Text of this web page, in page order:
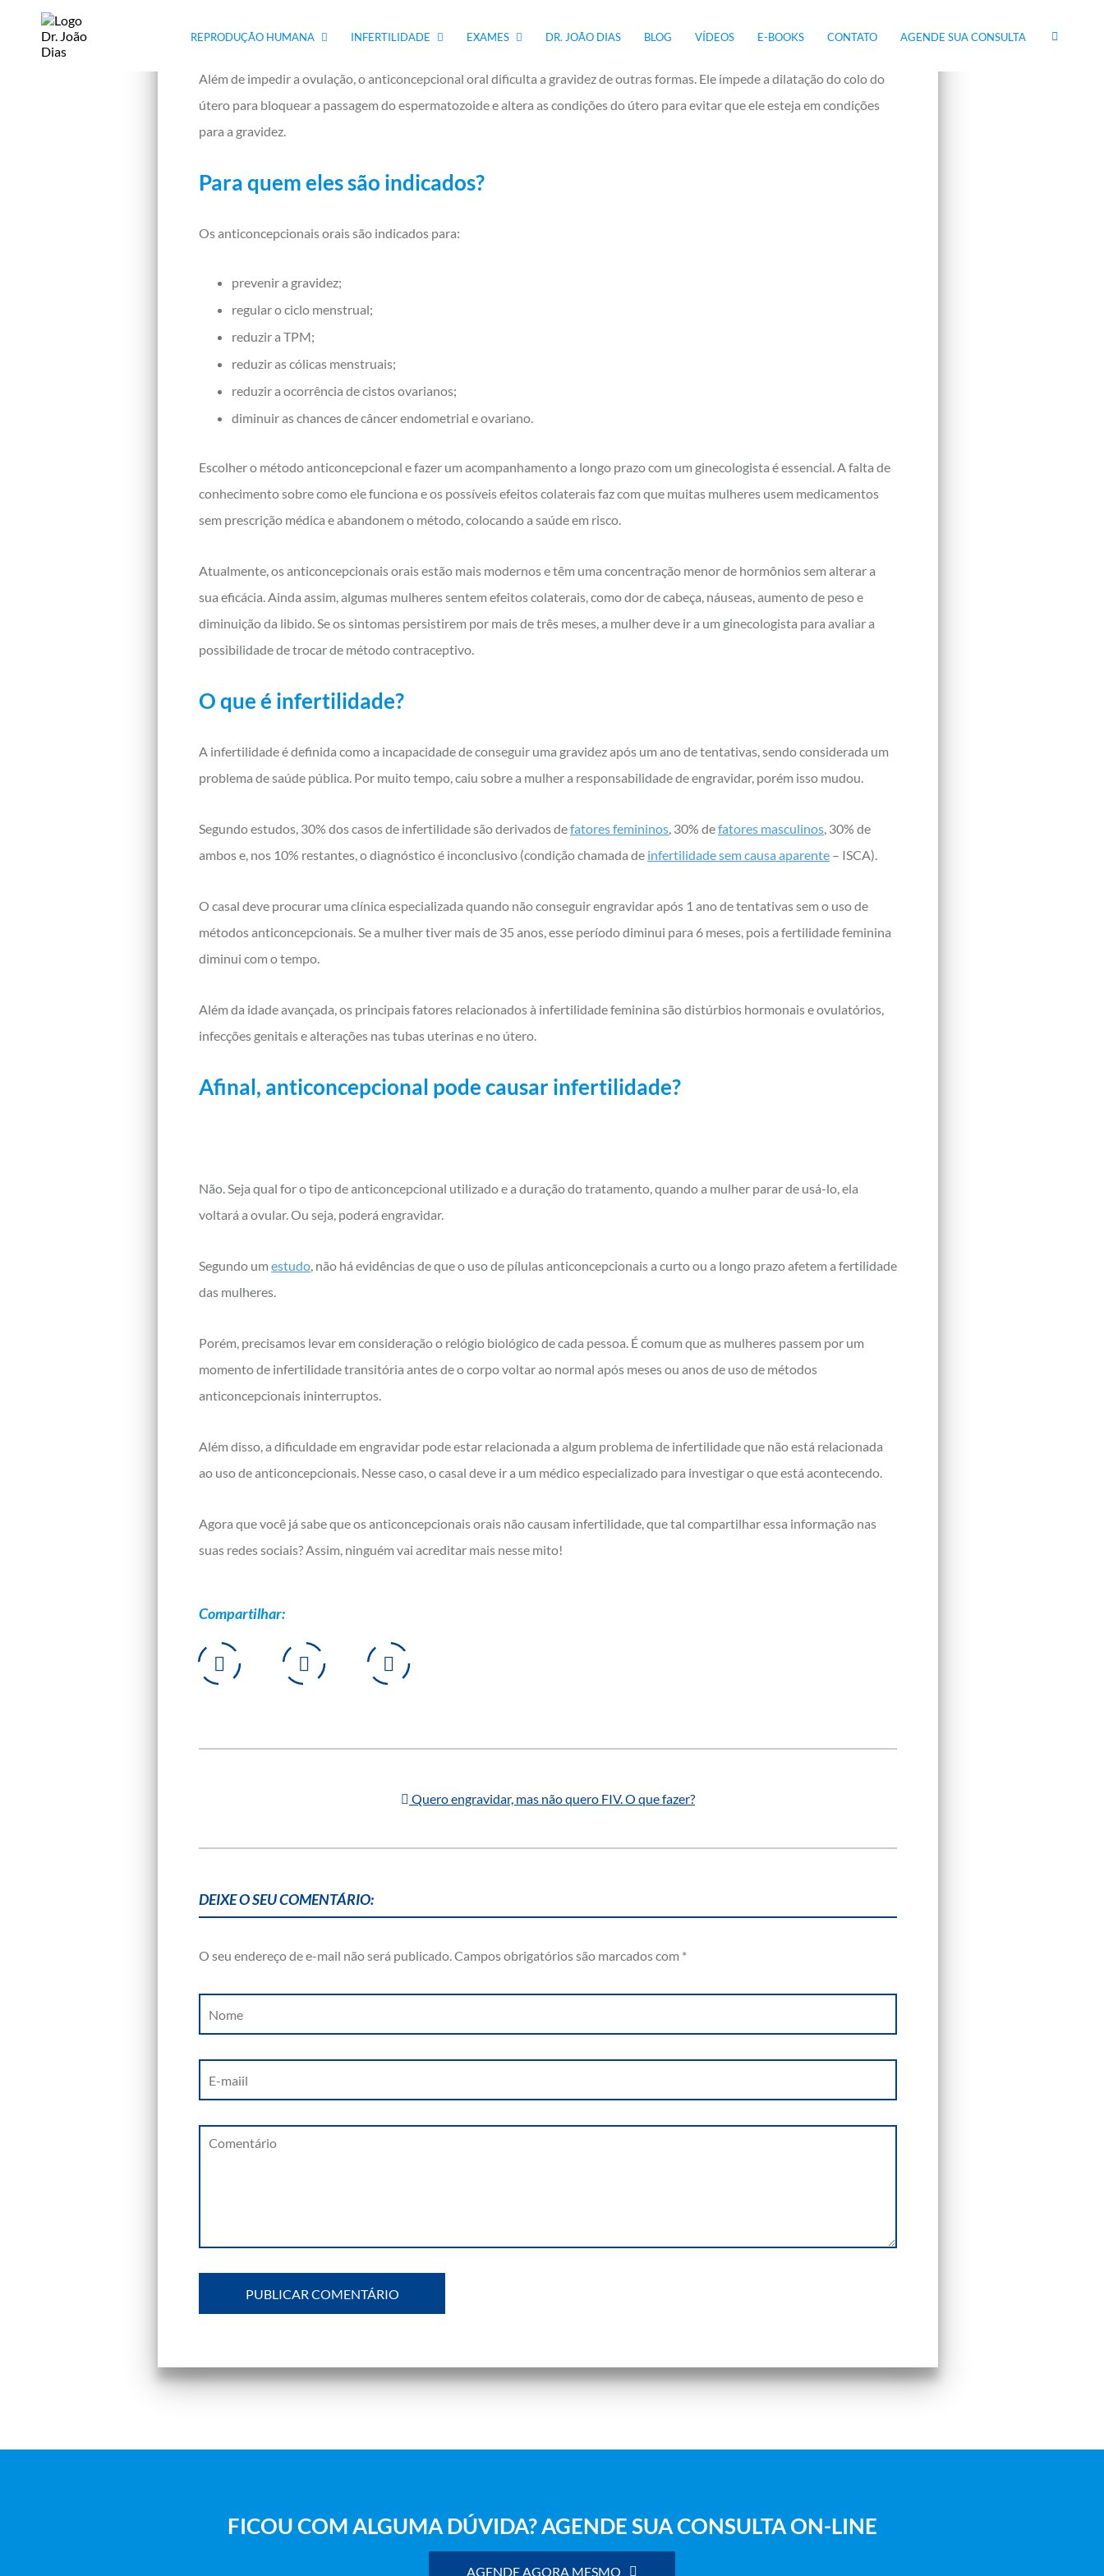
REPRODUÇÃO HUMANA INFERTILIDADE EXAMES DR. JOÃO DIAS BLOG VÍDEOS E-BOOKS CONTATO AGENDE SUA CONSULTA
Além de impedir a ovulação, o anticoncepcional oral dificulta a gravidez de outras formas. Ele impede a dilatação do colo do
útero para bloquear a passagem do espermatozoide e altera as condições do útero para evitar que ele esteja em condições
para a gravidez.
Para quem eles são indicados?
Os anticoncepcionais orais são indicados para:
prevenir a gravidez;
regular o ciclo menstrual;
reduzir a TPM;
reduzir as cólicas menstruais;
reduzir a ocorrência de cistos ovarianos;
diminuir as chances de câncer endometrial e ovariano.
Escolher o método anticoncepcional e fazer um acompanhamento a longo prazo com um ginecologista é essencial. A falta de
conhecimento sobre como ele funciona e os possíveis efeitos colaterais faz com que muitas mulheres usem medicamentos
sem prescrição médica e abandonem o método, colocando a saúde em risco.
Atualmente, os anticoncepcionais orais estão mais modernos e têm uma concentração menor de hormônios sem alterar a
sua eficácia. Ainda assim, algumas mulheres sentem efeitos colaterais, como dor de cabeça, náuseas, aumento de peso e
diminuição da libido. Se os sintomas persistirem por mais de três meses, a mulher deve ir a um ginecologista para avaliar a
possibilidade de trocar de método contraceptivo.
O que é infertilidade?
A infertilidade é definida como a incapacidade de conseguir uma gravidez após um ano de tentativas, sendo considerada um
problema de saúde pública. Por muito tempo, caiu sobre a mulher a responsabilidade de engravidar, porém isso mudou.
Segundo estudos, 30% dos casos de infertilidade são derivados defatores femininos, 30% defatores masculinos, 30% de
ambos e, nos 10% restantes, o diagnóstico é inconclusivo (condição chamada de infertilidade sem causa aparente – ISCA).
O casal deve procurar uma clínica especializada quando não conseguir engravidar após 1 ano de tentativas sem o uso de
métodos anticoncepcionais. Se a mulher tiver mais de 35 anos, esse período diminui para 6 meses, pois a fertilidade feminina
diminui com o tempo.
Além da idade avançada, os principais fatores relacionados à infertilidade feminina são distúrbios hormonais e ovulatórios,
infecções genitais e alterações nas tubas uterinas e no útero.
Afinal, anticoncepcional pode causar infertilidade?
Não. Seja qual for o tipo de anticoncepcional utilizado e a duração do tratamento, quando a mulher parar de usá-lo, ela
voltará a ovular. Ou seja, poderá engravidar.
Segundo um estudo, não há evidências de que o uso de pílulas anticoncepcionais a curto ou a longo prazo afetem a fertilidade
das mulheres.
Porém, precisamos levar em consideração o relógio biológico de cada pessoa. É comum que as mulheres passem por um
momento de infertilidade transitória antes de o corpo voltar ao normal após meses ou anos de uso de métodos
anticoncepcionais ininterruptos.
Além disso, a dificuldade em engravidar pode estar relacionada a algum problema de infertilidade que não está relacionada
ao uso de anticoncepcionais. Nesse caso, o casal deve ir a um médico especializado para investigar o que está acontecendo.
Agora que você já sabe que os anticoncepcionais orais não causam infertilidade, que tal compartilhar essa informação nas
suas redes sociais? Assim, ninguém vai acreditar mais nesse mito!
Compartilhar:
Quero engravidar, mas não quero FIV. O que fazer?
DEIXE O SEU COMENTÁRIO:
O seu endereço de e-mail não será publicado.Campos obrigatórios são marcados com *
FICOU COM ALGUMA DÚVIDA? AGENDE SUA CONSULTA ON-LINE
AGENDE AGORA MESMO